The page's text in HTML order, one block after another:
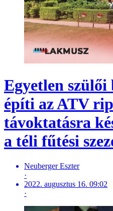
Egyetlen szülői
építi az ATV
távoktatásra
a téli fűtési
Neuberger Eszter
·
2022. augusztus 16. 09:02
·